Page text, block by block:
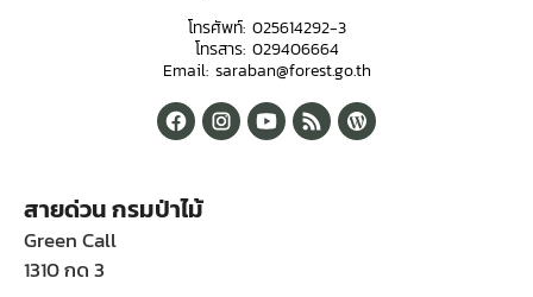
โทรศัพท์: 025614292-3
โทรสาร: 029406664
Email: saraban@forest.go.th
สายด่วน กรมป่าไม้
Green Call
1310 กด 3